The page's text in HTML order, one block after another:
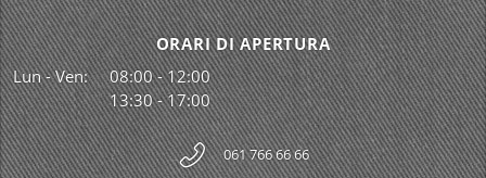
ORARI DI APERTURA
Lun - Ven:
08:00 - 12:00
13:30 - 17:00
061 766 66 66